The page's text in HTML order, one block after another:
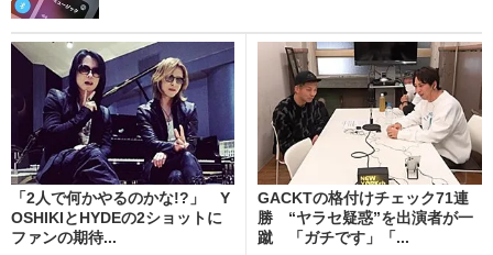
「2人で何かやるのかな!?」 Y
OSHIKIとHYDEの2ショットに
ファンの期待...
GACKTの格付けチェック71連
勝 “ヤラセ疑惑”を出演者が一
蹴 「ガチです」「...